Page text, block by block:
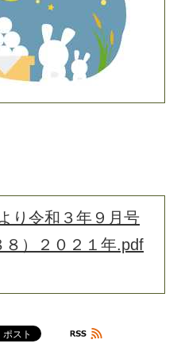
り令和３年９月号
８）２０２１年.pdf